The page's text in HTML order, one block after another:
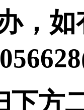
，
下方